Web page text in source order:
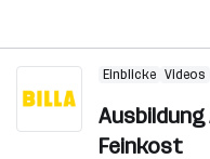
Einblicke Videos
Feinkost